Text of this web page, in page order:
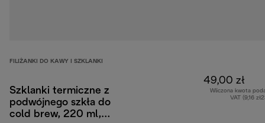
FILIŻANKI DO KAWY I SZKLANKI
Szklanki termiczne z
podwójnego szkła do
cold brew, 220 ml,
49,00 zł
Wliczona kwota
VAT (9,16